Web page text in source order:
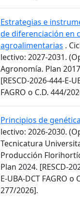
Estrategias e
de diferenciación en
agroalimentarias .
lectivo: 2027-2031.
Agronomía. Plan
[RESCD-2026-444-E-
FAGRO o C.D. 444/
Principios de genética
lectivo: 2026-2030.
Tecnicatura
Producción
Plan 2024. [RESCD-
E-UBA-DCT FAGRO o
277/2026].